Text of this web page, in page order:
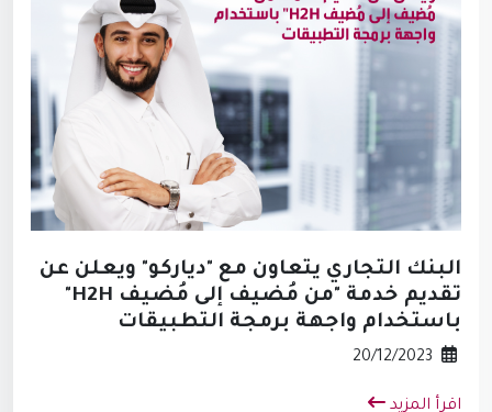
البنك التجاري يتعاون مع "دياركو" ويعلن عن
تقديم خدمة "من مُضيف إلى مُضيف H2H"
باستخدام واجهة برمجة التطبيقات
اقرأ المزيد